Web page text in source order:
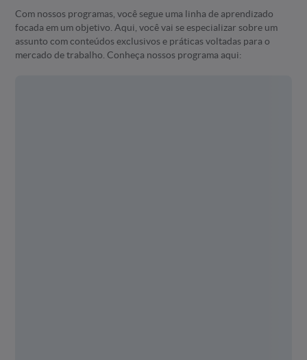
Com nossos programas, você segue uma linha de aprendizado
focada em um objetivo. Aqui, você vai se especializar sobre um
assunto com conteúdos exclusivos e práticas voltadas para o
mercado de trabalho. Conheça nossos programa aqui: